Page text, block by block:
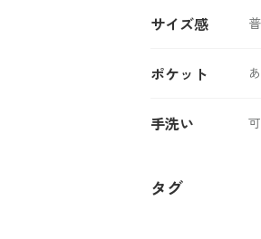
サイズ感
ポケット
手洗い 可
タグ